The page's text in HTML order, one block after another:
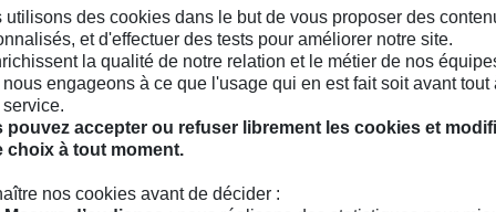
personnelles. Il est
d’experts et
dans les finances
patrimoine.
utilisons des cookies dans le but de vous proposer des
et d'effectuer des tests pour améliorer notre site.
la qualité de notre relation et le métier de nos
nous engageons à ce que l'usage qui en est fait soit avant tout
pouvez accepter ou refuser librement les cookies et
choix à tout moment.
nos cookies avant de décider :